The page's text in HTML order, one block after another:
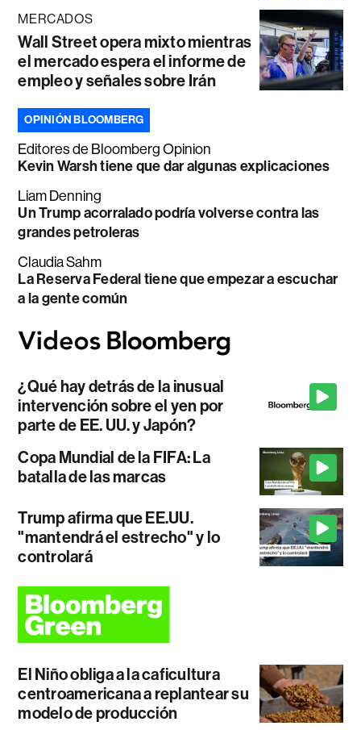
MERCADOS
Wall Street opera mixto mientras
el mercado espera el informe de
empleo y señales sobre Irán
OPINIÓN BLOOMBERG
Editores de Bloomberg Opinion
Kevin Warsh tiene que dar algunas explicaciones
Liam Denning
Un Trump acorralado podría volverse contra las
grandes petroleras
Claudia Sahm
La Reserva Federal tiene que empezar a escuchar
a la gente común
¿Qué hay detrás de la inusual
intervención sobre el yen por
parte de EE. UU. y Japón?
Copa Mundial de la FIFA: La
batalla de las marcas
Trump afirma que EE.UU.
"mantendrá el estrecho" y lo
controlará
El Niño obliga a la caficultura
centroamericana a replantear su
modelo de producción